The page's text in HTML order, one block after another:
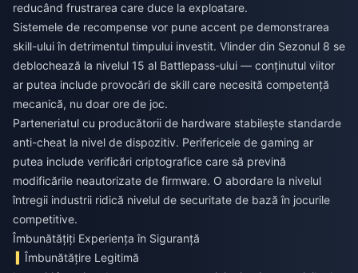
reducând frustrarea care duce la exploatare.
Sistemele de recompense vor pune accent pe demonstrarea
skill-ului în detrimentul timpului investit. Vlinder din Sezonul 8 se
deblochează la nivelul 15 al Battlepass-ului — conținutul viitor
ar putea include provocări de skill care necesită competență
mecanică, nu doar ore de joc.
Parteneriatul cu producătorii de hardware stabilește standarde
anti-cheat la nivel de dispozitiv. Perifericele de gaming ar
putea include verificări criptografice care să prevină
modificările neautorizate de firmware. O abordare la nivelul
întregii industrii ridică nivelul de securitate de bază în jocurile
competitive.
Îmbunătățiți Experiența în Siguranță
Îmbunătățire Legitimă